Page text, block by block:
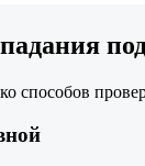
способов